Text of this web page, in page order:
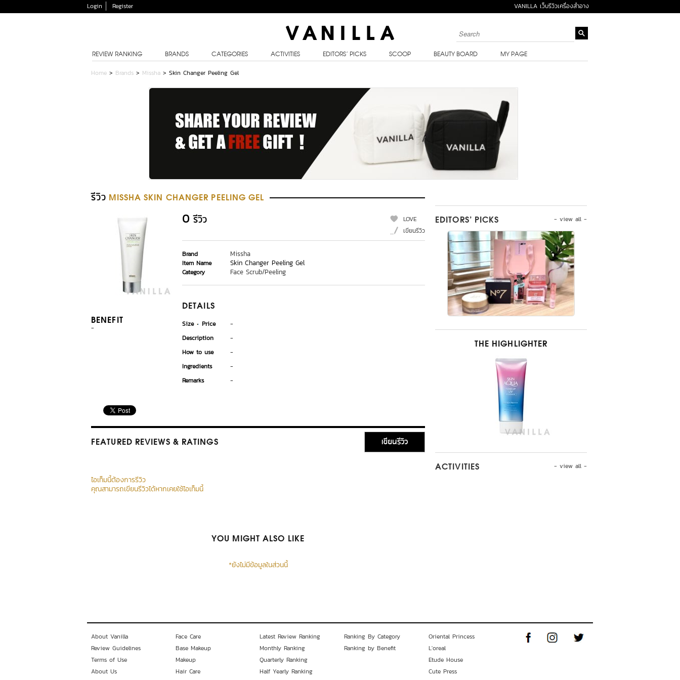
Login Register VANILLA เว็บรีวิวเครื่องสำอาง
REVIEW RANKING BRANDS CATEGORIES ACTIVITIES EDITORS’ PICKS SCOOP BEAUTY BOARD MY PAGE
Home > Brands > Missha > Skin Changer Peeling Gel
รีวิว MISSHA SKIN CHANGER PEELING GEL
BENEFIT
-
0 รีวิว
LOVE
เขียนรีวิว
Brand Missha
Item Name Skin Changer Peeling Gel
Category Face Scrub/Peeling
DETAILS
Size Price
-
Description
-
How to use
-
Ingredients
-
Remarks
-
FEATURED REVIEWS & RATINGS เขียนรีวิว
ไอเท็มนี้ต้องการรีวิว
คุณสามารถเขียนรีวิวได้หากเคยใช้ไอเท็มนี้
YOU MIGHT ALSO LIKE
*ยังไม่มีข้อมูลในส่วนนี้
- view all -
EDITORS’ PICKS
THE HIGHLIGHTER
- view all -
ACTIVITIES
About Vanilla
Review Guidelines
Terms of Use
About Us
Face Care
Base Makeup
Makeup
Hair Care
Latest Review Ranking
Monthly Ranking
Quarterly Ranking
Half Yearly Ranking
Ranking By Category
Ranking by Benefit
Oriental Princess
L'oreal
Etude House
Cute Press